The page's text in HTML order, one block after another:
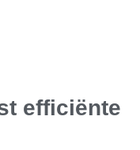
efficiënte